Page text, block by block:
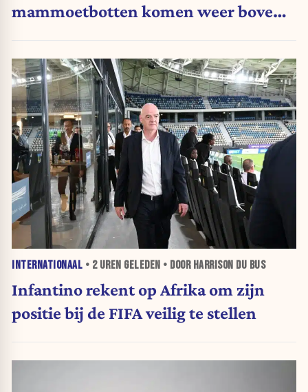
mammoetbotten komen weer boven
INTERNATIONAAL • 2 UREN GELEDEN • DOOR HARRISON DU BUS
Infantino rekent op Afrika om zijn
positie bij de FIFA veilig te stellen